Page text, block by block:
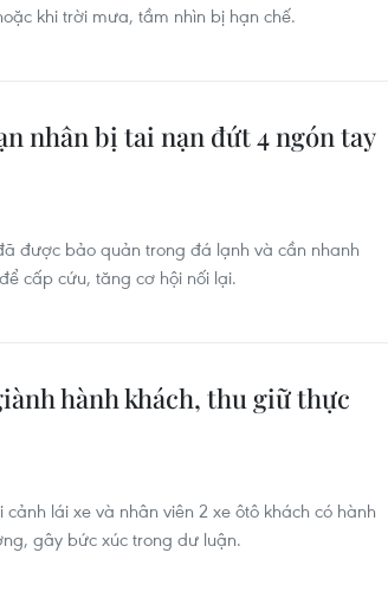
khi trời mưa, tầm nhìn bị hạn chế.
nhân bị tai nạn đứt 4 ngón tay
được bảo quản trong đá lạnh và cần nhanh
cấp cứu, tăng cơ hội nối lại.
hành khách, thu giữ thực
lái xe và nhân viên 2 xe ôtô khách có hành
gây bức xúc trong dư luận.